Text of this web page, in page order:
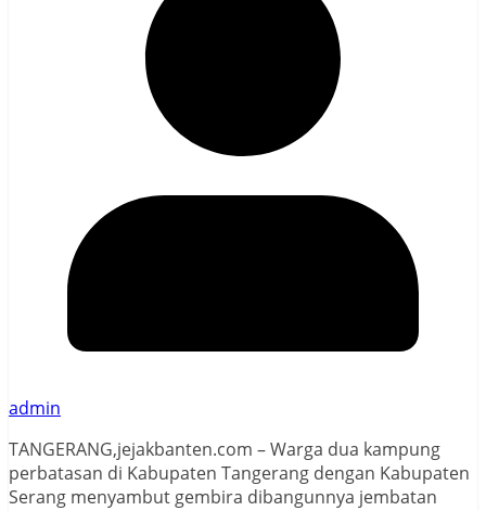
admin
TANGERANG,jejakbanten.com – Warga dua kampung
perbatasan di Kabupaten Tangerang dengan Kabupaten
Serang menyambut gembira dibangunnya jembatan